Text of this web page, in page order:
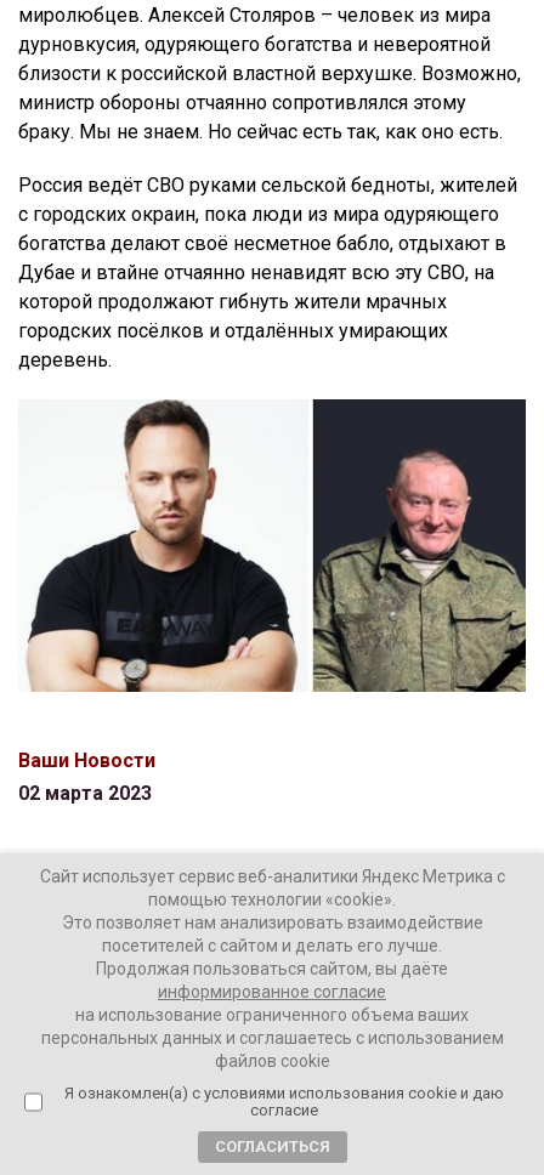
миролюбцев. Алексей Столяров – человек из мира
дурновкусия, одуряющего богатства и невероятной
близости к российской властной верхушке. Возможно,
министр обороны отчаянно сопротивлялся этому
браку. Мы не знаем. Но сейчас есть так, как оно есть.
Россия ведёт СВО руками сельской бедноты, жителей
с городских окраин, пока люди из мира одуряющего
богатства делают своё несметное бабло, отдыхают в
Дубае и втайне отчаянно ненавидят всю эту СВО, на
которой продолжают гибнуть жители мрачных
городских посёлков и отдалённых умирающих
деревень.
Ваши Новости
02 марта 2023
ТЕГИ: Алексей Столяров СВО
Сергей Логинов
Сайт использует сервис веб-аналитики Яндекс Метрика с
помощью технологии «cookie».
Это позволяет нам анализировать взаимодействие
посетителей с сайтом и делать его лучше.
Продолжая пользоваться сайтом, вы даёте
информированное согласие
на использование ограниченного объема ваших
персональных данных и соглашаетесь с использованием
файлов cookie
Я ознакомлен(а) с условиями использования cookie и даю
согласие
СОГЛАСИТЬСЯ